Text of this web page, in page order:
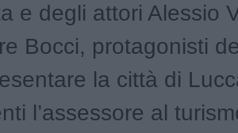
e degli attori Alessio
Bocci, protagonisti
la città di
l’assessore al